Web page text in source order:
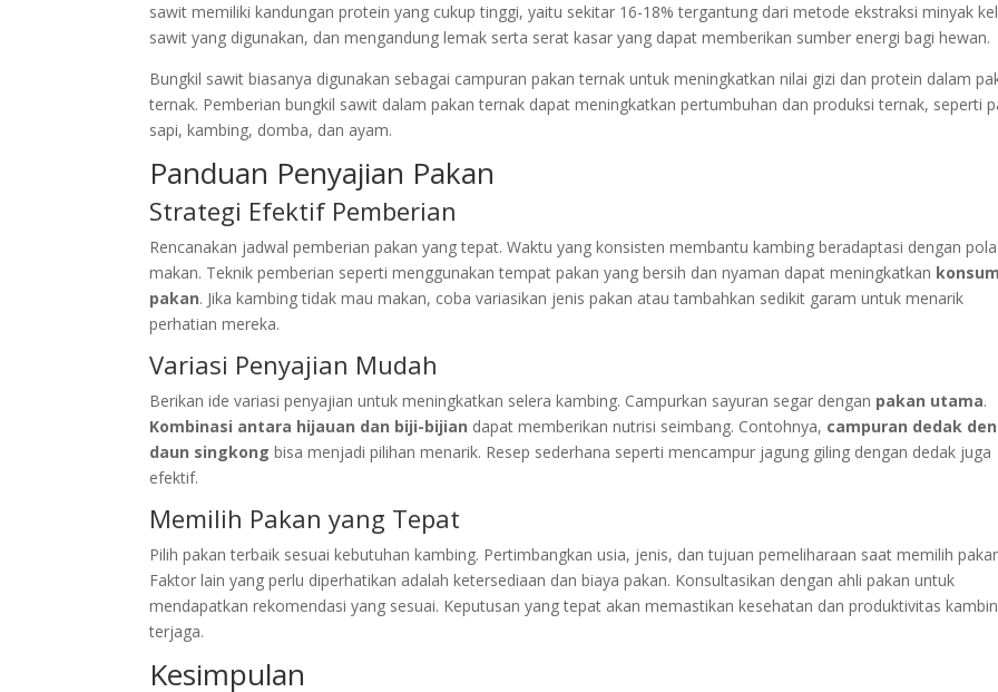
sawit memiliki kandungan protein yang cukup tinggi, yaitu sekitar 16-18% tergantung dari metode ekstraksi minyak
sawit yang digunakan, dan mengandung lemak serta serat kasar yang dapat memberikan sumber energi bagi hewan.
Bungkil sawit biasanya digunakan sebagai campuran pakan ternak untuk meningkatkan nilai gizi dan protein dalam
ternak. Pemberian bungkil sawit dalam pakan ternak dapat meningkatkan pertumbuhan dan produksi ternak, seperti
sapi, kambing, domba, dan ayam.
Panduan Penyajian Pakan
Strategi Efektif Pemberian
Rencanakan jadwal pemberian pakan yang tepat. Waktu yang konsisten membantu kambing beradaptasi dengan pola
makan. Teknik pemberian seperti menggunakan tempat pakan yang bersih dan nyaman dapat meningkatkan
pakan. Jika kambing tidak mau makan, coba variasikan jenis pakan atau tambahkan sedikit garam untuk menarik
perhatian mereka.
Variasi Penyajian Mudah
Berikan ide variasi penyajian untuk meningkatkan selera kambing. Campurkan sayuran segar dengan pakan utama.
Kombinasi antara hijauan dan biji-bijian dapat memberikan nutrisi seimbang. Contohnya, campuran dedak
daun singkong bisa menjadi pilihan menarik. Resep sederhana seperti mencampur jagung giling dengan dedak juga
efektif.
Memilih Pakan yang Tepat
Pilih pakan terbaik sesuai kebutuhan kambing. Pertimbangkan usia, jenis, dan tujuan pemeliharaan saat memilih
Faktor lain yang perlu diperhatikan adalah ketersediaan dan biaya pakan. Konsultasikan dengan ahli pakan untuk
mendapatkan rekomendasi yang sesuai. Keputusan yang tepat akan memastikan kesehatan dan produktivitas
terjaga.
Kesimpulan